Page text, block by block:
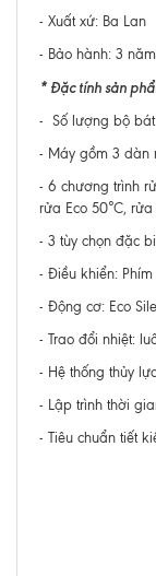
- Xuất xứ: Ba Lan
- Bảo hành: 3 năm
* Đặc tính sản
- Số lượng bộ
- Máy gồm 3 dàn
- 6 chương trình
rửa Eco 50°C,
- 3 tùy chọn đặc
- Điều khiển:
- Động cơ: Eco
- Trao đổi nhiệt:
- Hệ thống thủy
- Lập trình thời
- Tiêu chuẩn tiết